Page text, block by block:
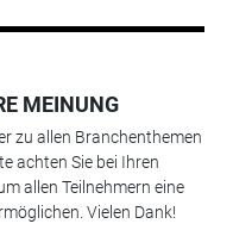
MEINUNG
zu allen Branchenthemen
achten Sie bei Ihren
allen Teilnehmern eine
Vielen Dank!